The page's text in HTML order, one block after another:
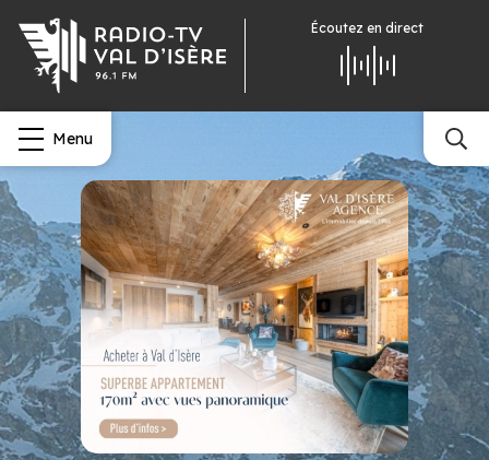
Écoutez en direct
Menu